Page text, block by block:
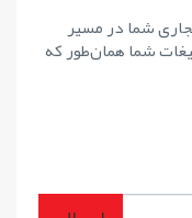
شما در مسیر
شما همان‌طور که